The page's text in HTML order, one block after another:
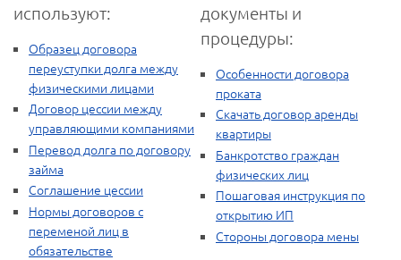
используют:
Образец договора
переуступки долга между
физическими лицами
Договор цессии между
управляющими компаниями
Перевод долга по договору
займа
Соглашение цессии
Нормы договоров с
переменой лиц в
обязательстве
документы и
процедуры:
Особенности договора
проката
Скачать договор аренды
квартиры
Банкротство граждан
физических лиц
Пошаговая инструкция по
открытию ИП
Стороны договора мены